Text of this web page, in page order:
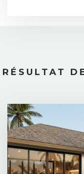
RÉSULTAT